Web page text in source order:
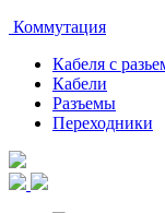
Коммутация
Кабеля с
Кабели
Разъемы
Переходники